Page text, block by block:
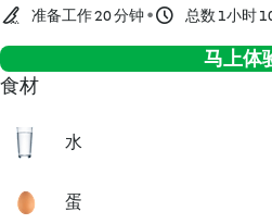
准备工作 20 分钟 总数 1小时
马上体
食材
水
蛋